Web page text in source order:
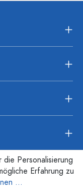
Personalisierung
Erfahrung zu
...